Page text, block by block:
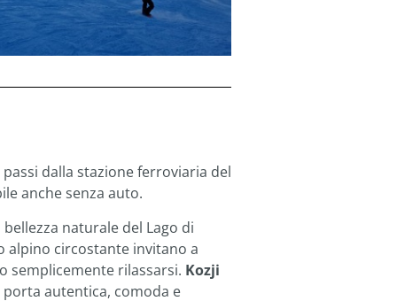
dalla stazione ferroviaria del
anche senza auto.
naturale del Lago di
alpino circostante invitano a
semplicemente rilassarsi. Kozji
autentica, comoda e